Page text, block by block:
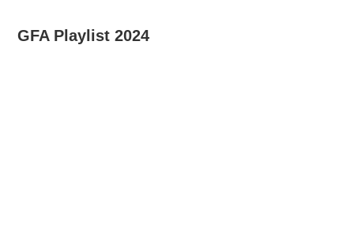
GFA Playlist 2024